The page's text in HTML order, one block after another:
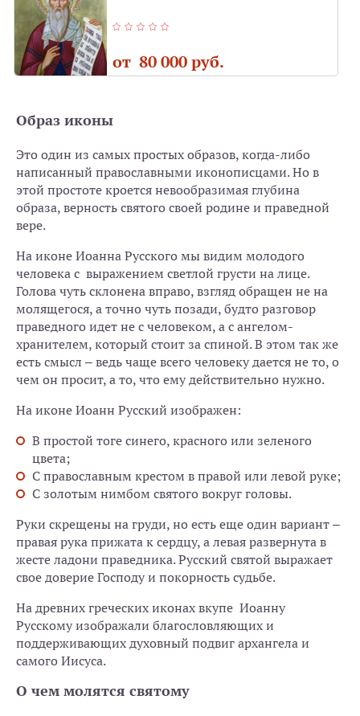
от 80 000 руб.
Образ иконы
Это один из самых простых образов, когда-либо
написанный православными иконописцами. Но в
этой простоте кроется невообразимая глубина
образа, верность святого своей родине и праведной
вере.
На иконе Иоанна Русского мы видим молодого
человека с выражением светлой грусти на лице.
Голова чуть склонена вправо, взгляд обращен не на
молящегося, а точно чуть позади, будто разговор
праведного идет не с человеком, а с ангелом-
хранителем, который стоит за спиной. В этом так же
есть смысл – ведь чаще всего человеку дается не то, о
чем он просит, а то, что ему действительно нужно.
На иконе Иоанн Русский изображен:
В простой тоге синего, красного или зеленого
цвета;
С православным крестом в правой или левой руке;
С золотым нимбом святого вокруг головы.
Руки скрещены на груди, но есть еще один вариант –
правая рука прижата к сердцу, а левая развернута в
жесте ладони праведника. Русский святой выражает
свое доверие Господу и покорность судьбе.
На древних греческих иконах вкупе Иоанну
Русскому изображали благословляющих и
поддерживающих духовный подвиг архангела и
самого Иисуса.
О чем молятся святому